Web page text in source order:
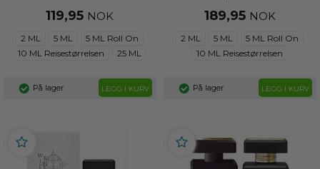
119,95 NOK
2 ML 5 ML
5 ML Roll On
10 ML Reisestørrelsen
25 ML
På lager LEGG I KURV
189,95 NOK
2 ML 5 ML
5 ML Roll On
10 ML Reisestørrelsen
På lager LEGG I KURV